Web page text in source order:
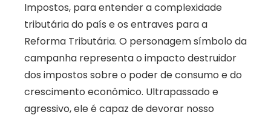
Impostos, para entender a complexidade
tributária do país e os entraves para a
Reforma Tributária. O personagem símbolo da
campanha representa o impacto destruidor
dos impostos sobre o poder de consumo e do
crescimento econômico. Ultrapassado e
agressivo, ele é capaz de devorar nosso